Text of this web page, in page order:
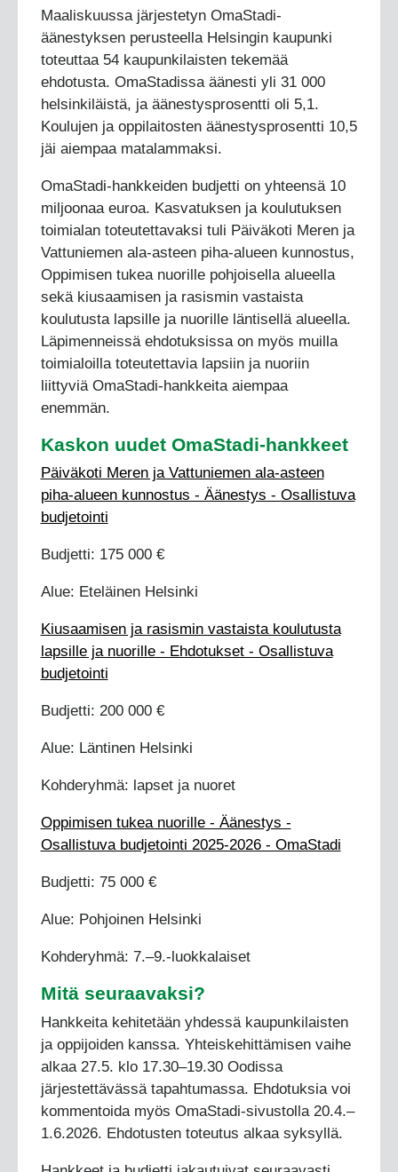
Maaliskuussa järjestetyn OmaStadi-
äänestyksen perusteella Helsingin kaupunki
toteuttaa 54 kaupunkilaisten tekemää
ehdotusta. OmaStadissa äänesti yli 31 000
helsinkiläistä, ja äänestysprosentti oli 5,1.
Koulujen ja oppilaitosten äänestysprosentti 10,5
jäi aiempaa matalammaksi.
OmaStadi-hankkeiden budjetti on yhteensä 10
miljoonaa euroa. Kasvatuksen ja koulutuksen
toimialan toteutettavaksi tuli Päiväkoti Meren ja
Vattuniemen ala-asteen piha-alueen kunnostus,
Oppimisen tukea nuorille pohjoisella alueella
sekä kiusaamisen ja rasismin vastaista
koulutusta lapsille ja nuorille läntisellä alueella.
Läpimenneissä ehdotuksissa on myös muilla
toimialoilla toteutettavia lapsiin ja nuoriin
liittyviä OmaStadi-hankkeita aiempaa
enemmän.
Kaskon uudet OmaStadi-hankkeet
Päiväkoti Meren ja Vattuniemen ala-asteen
piha-alueen kunnostus - Äänestys - Osallistuva
budjetointi
Budjetti: 175 000 €
Alue: Eteläinen Helsinki
Kiusaamisen ja rasismin vastaista koulutusta
lapsille ja nuorille - Ehdotukset - Osallistuva
budjetointi
Budjetti: 200 000 €
Alue: Läntinen Helsinki
Kohderyhmä: lapset ja nuoret
Oppimisen tukea nuorille - Äänestys -
Osallistuva budjetointi 2025-2026 - OmaStadi
Budjetti: 75 000 €
Alue: Pohjoinen Helsinki
Kohderyhmä: 7.–9.-luokkalaiset
Mitä seuraavaksi?
Hankkeita kehitetään yhdessä kaupunkilaisten
ja oppijoiden kanssa. Yhteiskehittämisen vaihe
alkaa 27.5. klo 17.30–19.30 Oodissa
järjestettävässä tapahtumassa. Ehdotuksia voi
kommentoida myös OmaStadi-sivustolla 20.4.–
1.6.2026. Ehdotusten toteutus alkaa syksyllä.